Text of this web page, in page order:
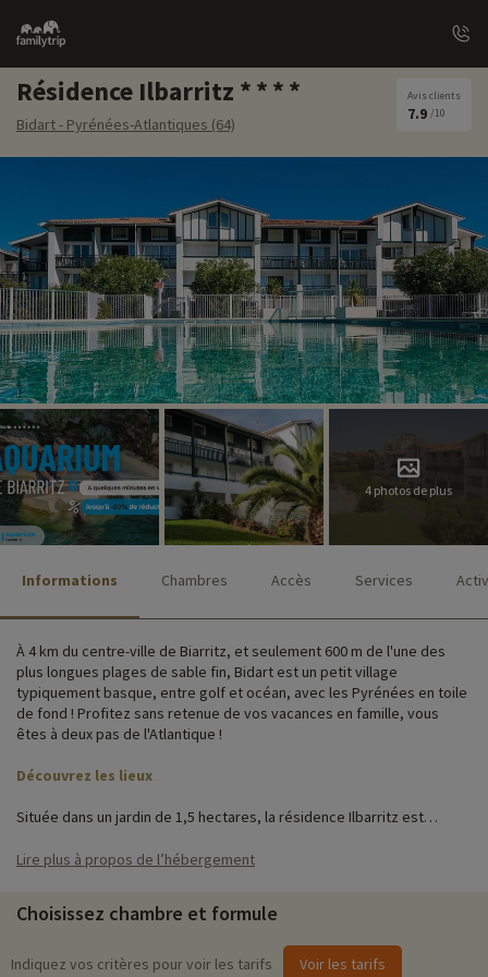
Family
trip
Résidence Ilbarritz
Bidart - Pyrénées-Atlantiques (64)
Avis clients
7.9 /10
4 photos de plus
Informations Chambres Accès Services
À 4 km du centre-ville de Biarritz, et seulement 600 m de l'une des
plus longues plages de sable fin, Bidart est un petit village
typiquement basque, entre golf et océan, avec les Pyrénées en toile
de fond ! Profitez sans retenue de vos vacances en famille, vous
êtes à deux pas de l'Atlantique !
Découvrez les lieux
Située dans un jardin de 1,5 hectares, la résidence Ilbarritz est
entourent la piscine bordée de lauriers roses. La réception avec ses
nombreux services et équipements pour profiter de votre séjour
avec enfants : Service de petit-déjeuner, piscine, activités pour toute
la famille, laverie, parking, wifi, service de prêt (matériel, jeux de
Lire plus à propos de l’hébergement
Choisissez chambre et formule
Indiquez vos critères pour voir les tarifs Voir les tarifs